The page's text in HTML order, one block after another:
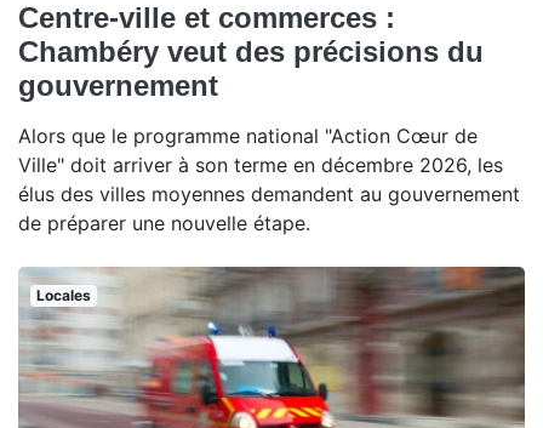
Centre-ville et commerces :
Chambéry veut des précisions du
gouvernement
Alors que le programme national "Action Cœur de
Ville" doit arriver à son terme en décembre 2026, les
élus des villes moyennes demandent au gouvernement
de préparer une nouvelle étape.
Locales